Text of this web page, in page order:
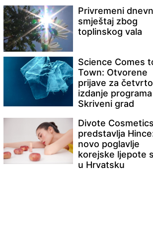
Privremeni
smještaj zbog
toplinskog vala
Science Comes
Town: Otvorene
prijave za četvrto
izdanje programa
Skriveni grad
Divote Cosmetics
predstavlja
novo poglavlje
korejske ljepote
u Hrvatsku